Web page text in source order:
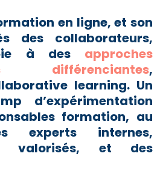
en ligne, et son
des collaborateurs,
à des approches
différenciantes,
learning. Un
d’expérimentation
formation, au
experts internes,
valorisés, et des